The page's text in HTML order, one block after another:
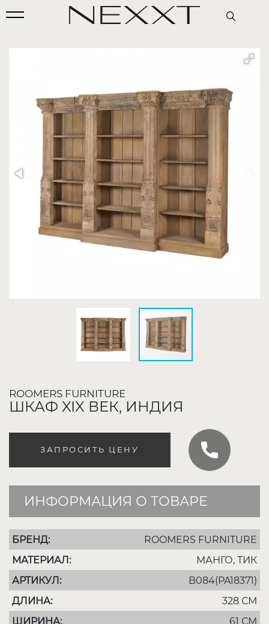
ROOMERS FURNITURE
ШКАФ XIX ВЕК, ИНДИЯ
ЗАПРОСИТЬ ЦЕНУ
ИНФОРМАЦИЯ О ТОВАРЕ
БРЕНД:
ROOMERS FURNITURE
МАТЕРИАЛ:
МАНГО, ТИК
АРТИКУЛ:
B084(PA18371)
ДЛИНА:
328 СМ
ШИРИНА:
61 СМ